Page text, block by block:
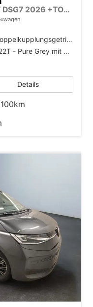
Ocean 2.0 TDI 150PS/110kW DSG7 2026 +TOP & PARK PAKET+18" ALU+AHK+TRAVEL ASSIST+EL- HEBEDACH, BASALT GRAU+CAMPINGAUSBAU
Doppelkupplungsgetriebe (DSG)
J22T - Pure Grey mit Dach in Schwarz
Details